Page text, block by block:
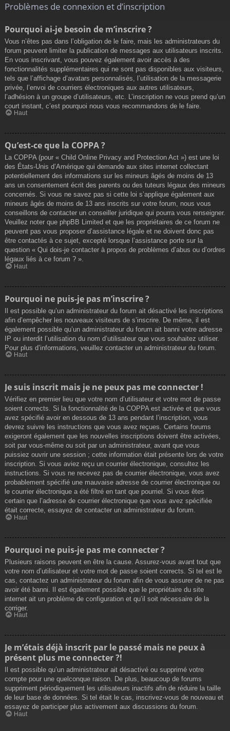
Problèmes de connexion et d’inscription
Pourquoi ai-je besoin de m’inscrire ?
Vous n’êtes pas dans l’obligation de le faire, mais les administrateurs du
forum peuvent limiter la publication de messages aux utilisateurs inscrits.
En vous inscrivant, vous pouvez également avoir accès à des
fonctionnalités supplémentaires qui ne sont pas disponibles aux visiteurs,
tels que l’affichage d’avatars personnalisés, l’utilisation de la messagerie
privée, l’envoi de courriers électroniques aux autres utilisateurs,
l’adhésion à un groupe d’utilisateurs, etc. L’inscription ne vous prend qu’un
court instant, c’est pourquoi nous vous recommandons de le faire.
Haut
Qu’est-ce que la COPPA ?
La COPPA (pour « Child Online Privacy and Protection Act ») est une loi
des États-Unis d’Amérique qui demande aux sites internet collectant
potentiellement des informations sur les mineurs âgés de moins de 13
ans un consentement écrit des parents ou des tuteurs légaux des mineurs
concernés. Si vous ne savez pas si cette loi s’applique également aux
mineurs âgés de moins de 13 ans inscrits sur votre forum, nous vous
conseillons de contacter un conseiller juridique qui pourra vous renseigner.
Veuillez noter que phpBB Limited et que les propriétaires de ce forum ne
peuvent pas vous proposer d’assistance légale et ne doivent donc pas
être contactés à ce sujet, excepté lorsque l’assistance porte sur la
question « Qui dois-je contacter à propos de problèmes d’abus ou d’ordres
légaux liés à ce forum ? ».
Haut
Pourquoi ne puis-je pas m’inscrire ?
Il est possible qu’un administrateur du forum ait désactivé les inscriptions
afin d’empêcher les nouveaux visiteurs de s’inscrire. De même, il est
également possible qu’un administrateur du forum ait banni votre adresse
IP ou interdit l’utilisation du nom d’utilisateur que vous souhaitez utiliser.
Pour plus d’informations, veuillez contacter un administrateur du forum.
Haut
Je suis inscrit mais je ne peux pas me connecter !
Vérifiez en premier lieu que votre nom d’utilisateur et votre mot de passe
soient corrects. Si la fonctionnalité de la COPPA est activée et que vous
avez spécifié avoir en dessous de 13 ans pendant l’inscription, vous
devrez suivre les instructions que vous avez reçues. Certains forums
exigeront également que les nouvelles inscriptions doivent être activées,
soit par vous-même ou soit par un administrateur, avant que vous
puissiez ouvrir une session ; cette information était présente lors de votre
inscription. Si vous aviez reçu un courrier électronique, consultez les
instructions. Si vous ne recevez pas de courrier électronique, vous avez
probablement spécifié une mauvaise adresse de courrier électronique ou
le courrier électronique a été filtré en tant que pourriel. Si vous êtes
certain que l’adresse de courrier électronique que vous avez spécifiée
était correcte, essayez de contacter un administrateur du forum.
Haut
Pourquoi ne puis-je pas me connecter ?
Plusieurs raisons peuvent en être la cause. Assurez-vous avant tout que
votre nom d’utilisateur et votre mot de passe soient corrects. Si tel est le
cas, contactez un administrateur du forum afin de vous assurer de ne pas
avoir été banni. Il est également possible que le propriétaire du site
internet ait un problème de configuration et qu’il soit nécessaire de la
corriger.
Haut
Je m’étais déjà inscrit par le passé mais ne peux à
présent plus me connecter ?!
Il est possible qu’un administrateur ait désactivé ou supprimé votre
compte pour une quelconque raison. De plus, beaucoup de forums
suppriment périodiquement les utilisateurs inactifs afin de réduire la taille
de leur base de données. Si tel était le cas, inscrivez-vous de nouveau et
essayez de participer plus activement aux discussions du forum.
Haut